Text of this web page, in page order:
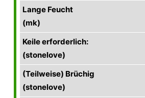
Lange Feucht
(mk)
Keile erforderlich:
(stonelove)
(Teilweise) Brüchig
(stonelove)